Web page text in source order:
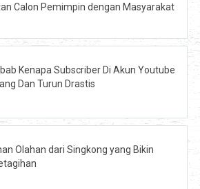
Calon Pemimpin dengan Masyarakat
Kenapa Subscriber Di Akun Youtube
Dan Turun Drastis
Olahan dari Singkong yang Bikin